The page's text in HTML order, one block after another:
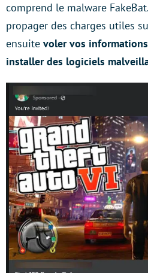
comprend le malware
propager des charges utiles
ensuite voler vos
installer des logiciels